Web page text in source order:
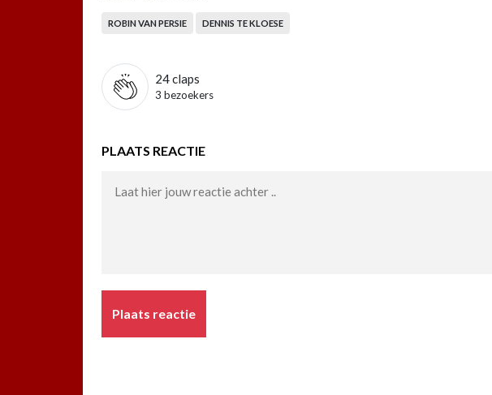
ROBIN VAN PERSIE DENNIS TE KLOESE
24claps
3 bezoekers
PLAATS REACTIE
Plaats reactie